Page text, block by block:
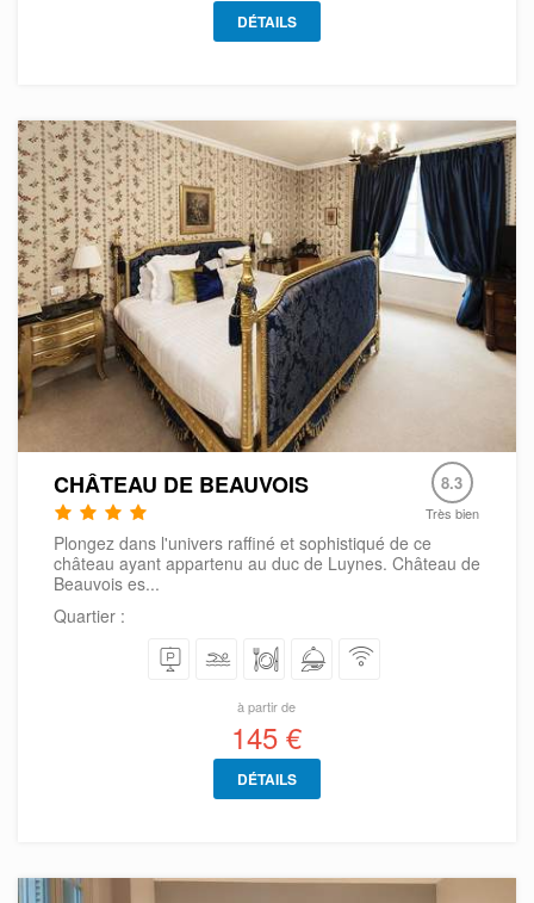
DÉTAILS
CHÂTEAU DE BEAUVOIS 8.3
Très bien
Plongez dans l'univers raffiné et sophistiqué de ce
château ayant appartenu au duc de Luynes. Château de
Beauvois es...
Quartier :
à partir de
145 €
DÉTAILS